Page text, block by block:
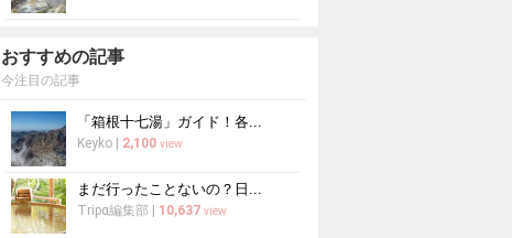
おすすめの記事
今注目の記事
「箱根十七湯」ガイド！各...
Keyko 2,100 view
まだ行ったことないの？日...
Tripα編集部 10,637 view